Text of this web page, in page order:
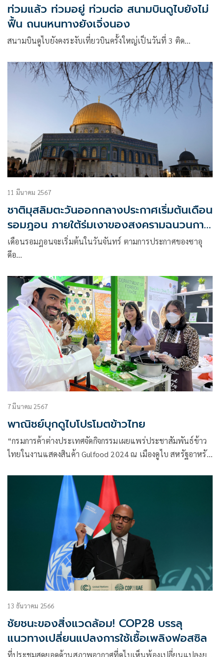
ท่วมแล้ว ท่วมอยู่ ท่วมต่อ สนามบินดูไบยังไม่
ฟื้น ถนนหนทางยังเจิ่งนอง
สนามบินดูไบยังคงระงับเที่ยวบินครั้งใหญ่เป็นวันที่ 3 ติด…
11 มีนาคม 2567
ชาติมุสลิมตะวันออกกลางประกาศเริ่มต้นเดือน
รอมฎอน ภายใต้ร่มเงาของสงครามฉนวนกา
ซา
เดือนรอมฎอนจะเริ่มต้นในวันจันทร์ ตามการประกาศของซาอุ
ดีอ…
7 มีนาคม 2567
พาณิชย์บุกดูไบโปรโมตข้าวไทย
“กรมการค้าต่างประเทศจัดกิจกรรมเผยแพร่ประชาสัมพันธ์ข้าว
ไทยในงานแสดงสินค้า Gulfood 2024 ณ เมืองดูไบ สหรัฐอาหรับ
สนใจเข้าเยี่ยมชมคูหาต่อเนื่องตลอดงาน”
13 ธันวาคม 2566
ชัยชนะของสิ่งแวดล้อม! COP28 บรรลุ
แนวทางเปลี่ยนแปลงการใช้เชื้อเพลิงฟอสซิล
ที่ประชุมสุดยอดด้านสภาพอากาศที่ดูไบเห็นพ้องเปลี่ยนแปลงย…